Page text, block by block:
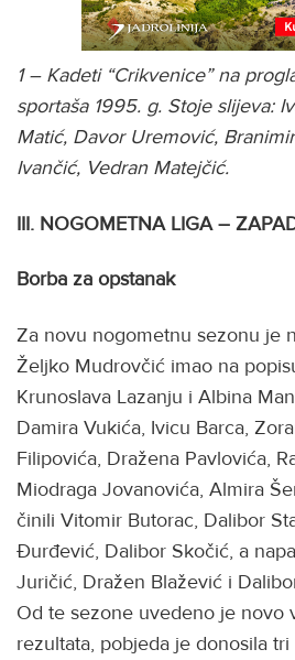
1 – Kadeti “Crikvenice” na
sportaša 1995. g. Stoje slijeva:
Matić, Davor Uremović,
Ivančić, Vedran Matejčić.
III. NOGOMETNA LIGA –
Borba za opstanak
Za novu nogometnu sezonu je
Željko Mudrovčić imao na
Krunoslava Lazanju i Albina
Damira Vukića, Ivicu Barca,
Filipovića, Dražena Pavlovića,
Miodraga Jovanovića, Almira
činili Vitomir Butorac, Dalibor
Đurđević, Dalibor Skočić, a
Juričić, Dražen Blažević i
Od te sezone uvedeno je novo
rezultata, pobjeda je donosila